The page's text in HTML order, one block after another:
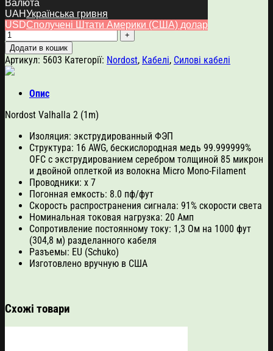
Nordost Valhalla 2 (1m) кількість
Додати в кошик
Артикул: 5603 Категорії: Nordost, Кабелі, Силові кабелі
Опис
Nordost Valhalla 2 (1m)
Изоляция: экструдированный ФЭП
Структура: 16 AWG, бескислородная медь 99.999999%
OFC c экструдированием серебром толщиной 85 микрон
и двойной оплеткой из волокна Micro Mono-Filament
Проводники: х 7
Погонная емкость: 8.0 пф/фут
Скорость распространения сигнала: 91% скорости света
Номинальная токовая нагрузка: 20 Амп
Сопротивление постоянному току: 1,3 Ом на 1000 фут
(304,8 м) разделанного кабеля
Разъемы: EU (Schuko)
Изготовлено вручную в США
Схожі товари
Валюта
UAHУкраїнська гривня
USDСполучені Штати Америки (США) долар